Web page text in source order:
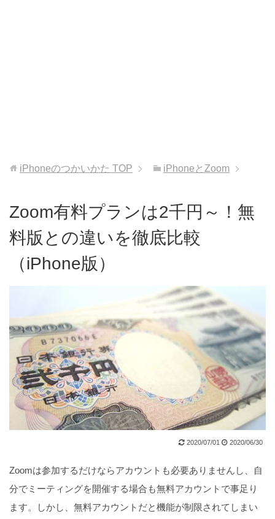
iPhoneのつかいかた TOP iPhoneとZoom
Zoom有料プランは2千円～！無
料版との違いを徹底比較
（iPhone版）
2020/07/01 2020/06/30
Zoomは参加するだけならアカウントも必要ありませんし、自
分でミーティングを開催する場合も無料アカウントで事足り
ます。しかし、無料アカウントだと機能が制限されてしまい